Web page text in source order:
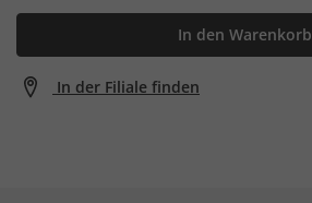
In den Warenkorb
In der Filiale finden